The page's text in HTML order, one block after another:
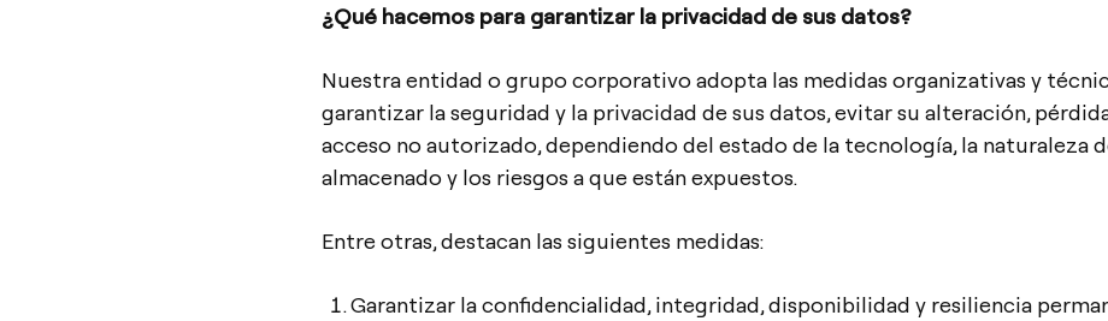
¿Qué hacemos para garantizar la privacidad de sus datos?
Nuestra entidad o grupo corporativo adopta las medidas organizativas y
garantizar la seguridad y la privacidad de sus datos, evitar su alteración,
acceso no autorizado, dependiendo del estado de la tecnología, la naturaleza
almacenado y los riesgos a que están expuestos.
Entre otras, destacan las siguientes medidas:
Garantizar la confidencialidad, integridad, disponibilidad y resiliencia